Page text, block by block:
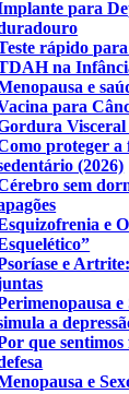
para
rápido
na
e
para
proteger a
(2026)
sem
e
e
a
que
e